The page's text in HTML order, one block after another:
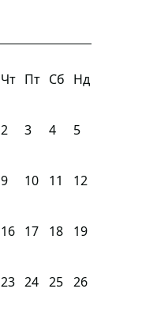
Чт Пт Сб Нд
2 3 4 5
9 10 11 12
16 17 18 19
23 24 25 26